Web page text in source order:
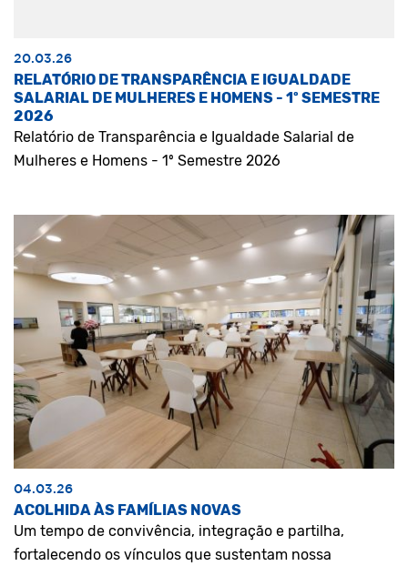
20.03.26
RELATÓRIO DE TRANSPARÊNCIA E IGUALDADE
SALARIAL DE MULHERES E HOMENS - 1º SEMESTRE
2026
Relatório de Transparência e Igualdade Salarial de
Mulheres e Homens - 1º Semestre 2026
04.03.26
ACOLHIDA ÀS FAMÍLIAS NOVAS
Um tempo de convivência, integração e partilha,
fortalecendo os vínculos que sustentam nossa